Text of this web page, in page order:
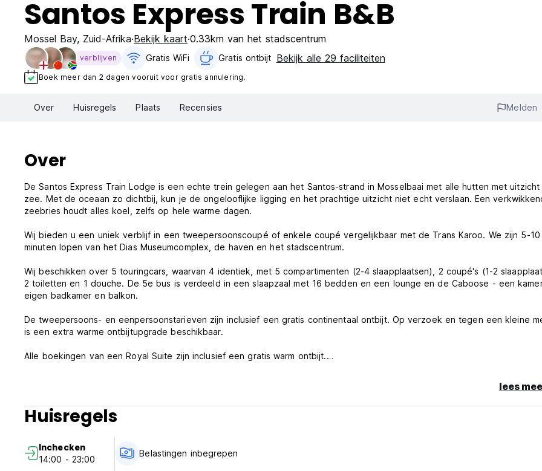
Santos Express Train B&B
Mossel Bay, Zuid-Afrika Bekijk kaart 0.33km van het stadscentrum
verblijven Gratis WiFi Gratis ontbijt‎ Bekijk alle 29 faciliteiten
Boek meer dan 2 dagen vooruit voor gratis annulering.
Over Huisregels Plaats Recensies Melden
Over
De Santos Express Train Lodge is een echte trein gelegen aan het Santos-strand in Mosselbaai met alle hutten met
zee. Met de oceaan zo dichtbij, kun je de ongelooflijke ligging en het prachtige uitzicht niet echt verslaan. Een
zeebries houdt alles koel, zelfs op hele warme dagen.
Wij bieden u een uniek verblijf in een tweepersoonscoupé of enkele coupé vergelijkbaar met de Trans Karoo. We zijn 5-10
minuten lopen van het Dias Museumcomplex, de haven en het stadscentrum.
Wij beschikken over 5 touringcars, waarvan 4 identiek, met 5 compartimenten (2-4 slaapplaatsen), 2 coupé's (1-2
2 toiletten en 1 douche. De 5e bus is verdeeld in een slaapzaal met 16 bedden en een lounge en de Caboose - een
eigen badkamer en balkon.
De tweepersoons- en eenpersoonstarieven zijn inclusief een gratis continentaal ontbijt. Op verzoek en tegen een kleine
is een extra warme ontbijtupgrade beschikbaar.
Alle boekingen van een Royal Suite zijn inclusief een gratis warm ontbijt.
(laagseizoen). Seizoenstarieven zijn van toepassing. Menu's kunnen worden aangepast aan uw budget en wensen.
Ons levendige restaurant en bar serveert de hele dag ontbijt en andere heerlijke maaltijden, zoals steaks, zeevruchten en
beroemdste traditionele maaltijden, die binnen of op het zonnedek kunnen worden geserveerd. Het restaurant is geopend
Ons personeel staat voor u klaar en kan u helpen met alle reis- en avontuurarrangementen, zoals duiken met haaienkooien,
lees
Huisregels
Inchecken
14:00 - 23:00
Belastingen inbegrepen